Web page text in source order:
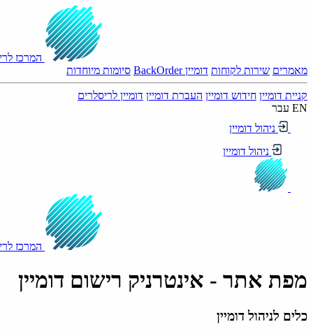
המרכז
מאמרים שירות לקוחות דומיין BackOrder סיומות מיוחדות
קניית דומיין חידוש דומיין העברת דומיין דומיין לריסלרים
EN עבר
ניהול דומיין
ניהול דומיין
המרכז
מפת אתר - אינטרניק רישום דומיין
כלים לניהול דומיין